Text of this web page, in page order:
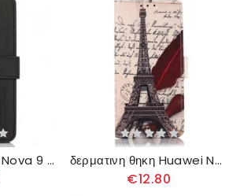
Κάλυμμα Huawei Nova 9 / Honor 50 Khazneh Fashion Leather Effect δερματινη θηκη Huawei Nova 9 / Honor 50 Πύργος Του Άιφελ Του Ποιητή
€12.80